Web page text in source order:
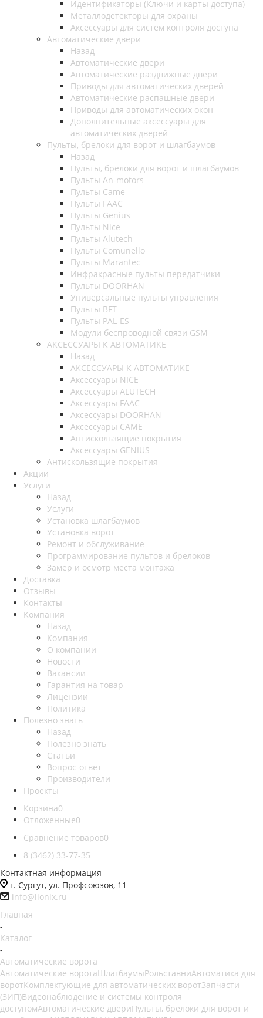
Идентификаторы (Ключи и карты доступа)
Металлодетекторы для охраны
Аксессуары для систем контроля доступа
Автоматические двери
Назад
Автоматические двери
Автоматические раздвижные двери
Приводы для автоматических дверей
Автоматические распашные двери
Приводы для автоматических окон
Дополнительные аксессуары для
автоматических дверей
Пульты, брелоки для ворот и шлагбаумов
Назад
Пульты, брелоки для ворот и шлагбаумов
Пульты An-motors
Пульты Came
Пульты FAAC
Пульты Genius
Пульты Nice
Пульты Alutech
Пульты Сomunello
Пульты Marantec
Инфракрасные пульты передатчики
Пульты DOORHAN
Универсальные пульты управления
Пульты BFT
Пульты PAL-ES
Модули беспроводной связи GSM
АКСЕССУАРЫ К АВТОМАТИКЕ
Назад
АКСЕССУАРЫ К АВТОМАТИКЕ
Аксессуары NICE
Аксессуары ALUTECH
Аксессуары FAAC
Аксессуары DOORHAN
Аксессуары CAME
Антискользящие покрытия
Аксессуары GENIUS
Антискользящие покрытия
Акции
Услуги
Назад
Услуги
Установка шлагбаумов
Установка ворот
Ремонт и обслуживание
Программирование пультов и брелоков
Замер и осмотр места монтажа
Доставка
Отзывы
Контакты
Компания
Назад
Компания
О компании
Новости
Вакансии
Гарантия на товар
Лицензии
Политика
Полезно знать
Назад
Полезно знать
Статьи
Вопрос-ответ
Производители
Проекты
Корзина0
Отложенные0
Сравнение товаров0
8 (3462) 33-77-35
Контактная информация
г. Сургут, ул. Профсоюзов, 11
info@lionix.ru
Главная
-
Каталог
-
Автоматические ворота
Автоматические воротаШлагбаумыРольставниАвтоматика для
воротКомплектующие для автоматических воротЗапчасти
(ЗИП)Видеонаблюдение и системы контроля
доступомАвтоматические двериПульты, брелоки для ворот и